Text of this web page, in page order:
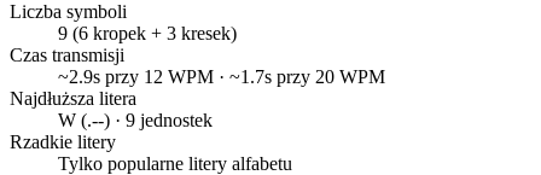
Liczba symboli
9 (6 kropek + 3 kresek)
Czas transmisji
~2.9s przy 12 WPM · ~1.7s przy 20 WPM
Najdłuższa litera
W (.--) · 9 jednostek
Rzadkie litery
Tylko popularne litery alfabetu